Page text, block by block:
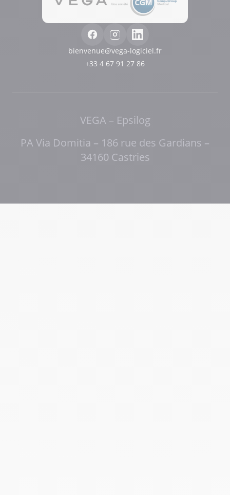
bienvenue@vega-logiciel.fr
+33 4 67 91 27 86
VEGA – Epsilog
PA Via Domitia – 186 rue des Gardians –
34160 Castries